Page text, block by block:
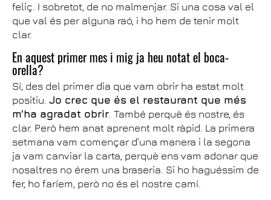
feliç. I sobretot, de no malmenjar. Si una cosa val el
que val és per alguna raó, i ho hem de tenir molt
clar.
En aquest primer mes i mig ja heu notat el boca-
orella?
Sí, des del primer dia que vam obrir ha estat molt
positiu. Jo crec que és el restaurant que més
m’ha agradat obrir. També perquè és nostre, és
clar. Però hem anat aprenent molt ràpid. La primera
setmana vam començar d’una manera i la segona
ja vam canviar la carta, perquè ens vam adonar que
nosaltres no érem una braseria. Si ho haguéssim de
fer, ho faríem, però no és el nostre camí.